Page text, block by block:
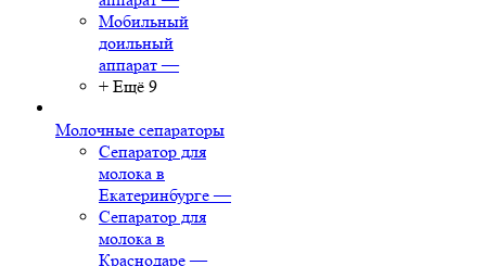
Мобильный
доильный
аппарат —
+ Ещё 9
Молочные сепараторы
Сепаратор для
молока в
Екатеринбурге —
Сепаратор для
молока в
Краснодаре —